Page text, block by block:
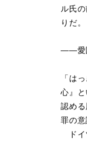
ル氏
りだ。
――愛
「は
心』
認め
罪の意
ドイ